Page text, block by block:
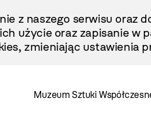
z naszego serwisu oraz
użycie oraz zapisanie w
zmieniając ustawienia
Muzeum Sztuki